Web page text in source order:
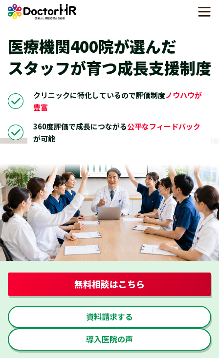
医療機関400院が選んだ
スタッフが育つ成長支援制度
クリニックに特化しているので評価制度ノウハウが
豊富
360度評価で成長につながる公平なフィードバック
が可能
無料相談はこちら
資料請求する
導入医院の声